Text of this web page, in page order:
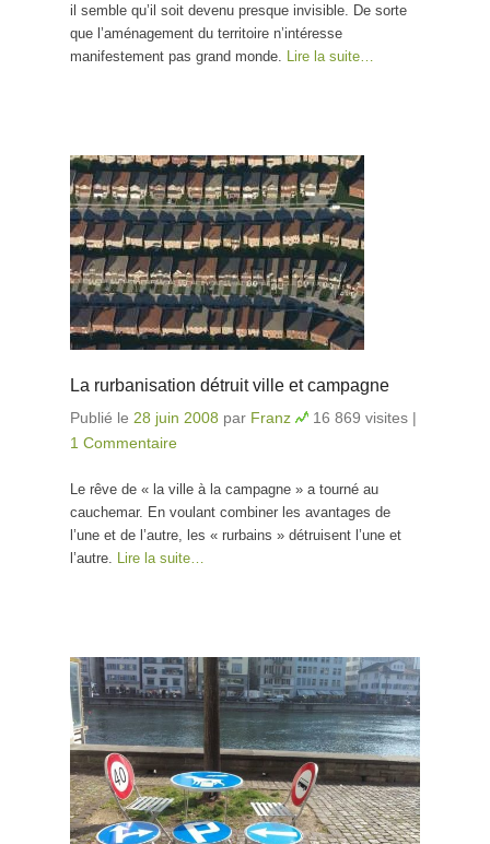
il semble qu’il soit devenu presque invisible. De sorte
que l’aménagement du territoire n’intéresse
manifestement pas grand monde.
Lire la suite…
La rurbanisation détruit ville et campagne
Publié le 28 juin 2008 par Franz 16 869 visites |
1 Commentaire
Le rêve de « la ville à la campagne » a tourné au
cauchemar. En voulant combiner les avantages de
l’une et de l’autre, les « rurbains » détruisent l’une et
l’autre.
Lire la suite…